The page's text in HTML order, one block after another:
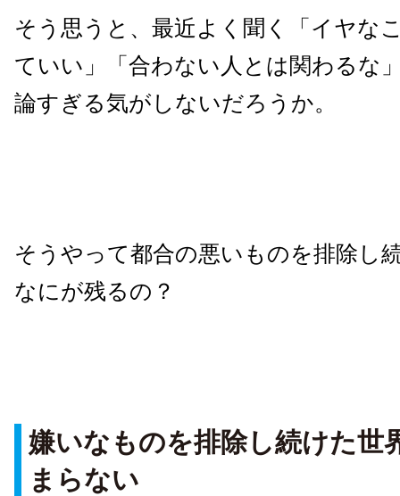
そう思うと、最近よく聞く「イヤな
ていい」「合わない人とは関わるな
論すぎる気がしないだろうか。
そうやって都合の悪いものを排除し
なにが残るの？
嫌いなものを排除し続けた世
まらない